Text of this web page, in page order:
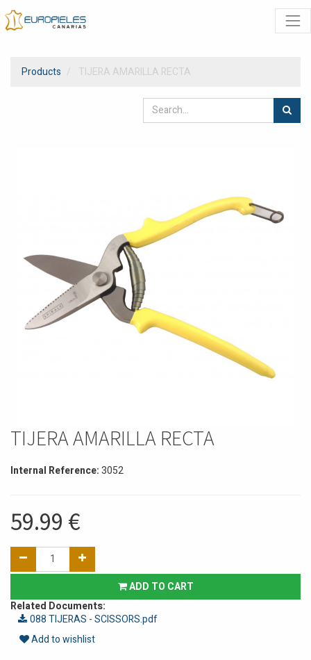
Products TIJERA AMARILLA RECTA
TIJERA AMARILLA RECTA
Internal Reference:3052
59.99 €
ADD TO CART
Related Documents:
088 TIJERAS - SCISSORS.pdf
Add to wishlist